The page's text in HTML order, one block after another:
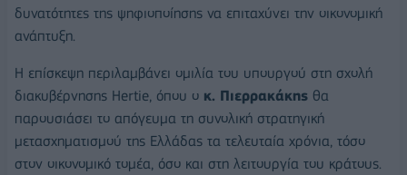
δυνατότητες της ψηφιοποίησης να επιταχύνει την οικονομική
ανάπτυξη.
Η επίσκεψη περιλαμβάνει ομιλία του υπουργού στη σχολή
διακυβέρνησης Hertie, όπου ο κ. Πιερρακάκης θα
παρουσιάσει το απόγευμα τη συνολική στρατηγική
μετασχηματισμού της Ελλάδας τα τελευταία χρόνια, τόσο
στον οικονομικό τομέα, όσο και στη λειτουργία του κράτους.